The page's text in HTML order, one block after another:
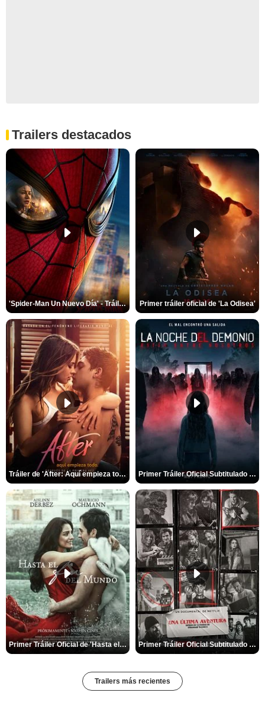
Trailers destacados
'Spider-Man Un Nuevo Día' - Tráiler oficial subtitulado Primer tráiler oficial de 'La Odisea'
Tráiler de 'After: Aquí empieza todo' Primer Tráiler Oficial Subtitulado de 'La Noche Del Demonio: Están Entre Nosotros'
Primer Tráiler Oficial de 'Hasta el fin del mundo' Primer Tráiler Oficial Subtitulado de 'Una última aventura: Detrás de cámaras de Stranger Things 5'
Trailers más recientes